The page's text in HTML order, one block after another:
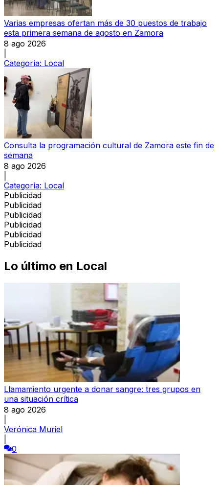
Varias empresas ofertan más de 30 puestos de trabajo
esta primera semana de agosto en Zamora
8 ago 2026
Categoría: Local
Consulta la programación cultural de Zamora este fin de
semana
8 ago 2026
Categoría: Local
Publicidad
Publicidad
Publicidad
Publicidad
Publicidad
Publicidad
Lo último en Local
Llamamiento urgente a donar sangre: tres grupos en
una situación crítica
8 ago 2026
Verónica Muriel
0